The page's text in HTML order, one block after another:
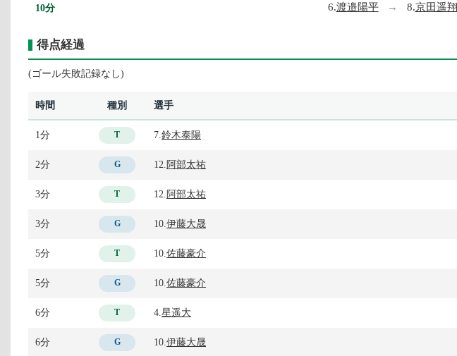
10分 6.渡邉陽平 → 8.京田遥翔
得点経過
(ゴール失敗記録なし)
時間 種別 選手
1分 T 7. 鈴木泰陽
2分 G 12. 阿部太祐
3分 T 12. 阿部太祐
3分 G 10. 伊藤大晟
5分 T 10. 佐藤豪介
5分 G 10. 佐藤豪介
6分 T 4. 星遥大
6分 G 10. 伊藤大晟